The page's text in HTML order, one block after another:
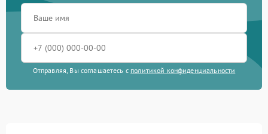
Отправляя, Вы соглашаетесь с политикой конфиденциальности